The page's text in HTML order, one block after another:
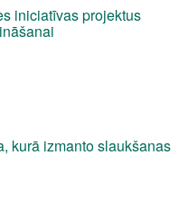
iniciatīvas projektus
kurā izmanto slaukšanas